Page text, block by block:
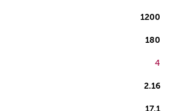
1200
180
4
2.16
17.1